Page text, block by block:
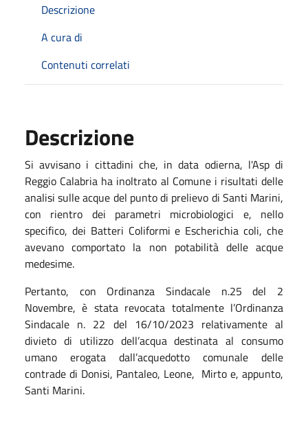
Descrizione
A cura di
Contenuti correlati
Descrizione
Si avvisano i cittadini che, in data odierna, l'Asp di
Reggio Calabria ha inoltrato al Comune i risultati delle
analisi sulle acque del punto di prelievo di Santi Marini,
con rientro dei parametri microbiologici e, nello
specifico, dei Batteri Coliformi e Escherichia coli, che
avevano comportato la non potabilità delle acque
medesime.
Pertanto, con Ordinanza Sindacale n.25 del 2
Novembre, è stata revocata totalmente l’Ordinanza
Sindacale n. 22 del 16/10/2023 relativamente al
divieto di utilizzo dell’acqua destinata al consumo
umano erogata dall’acquedotto comunale delle
contrade di Donisi, Pantaleo, Leone, Mirto e, appunto,
Santi Marini.